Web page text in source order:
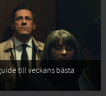
till veckans bästa